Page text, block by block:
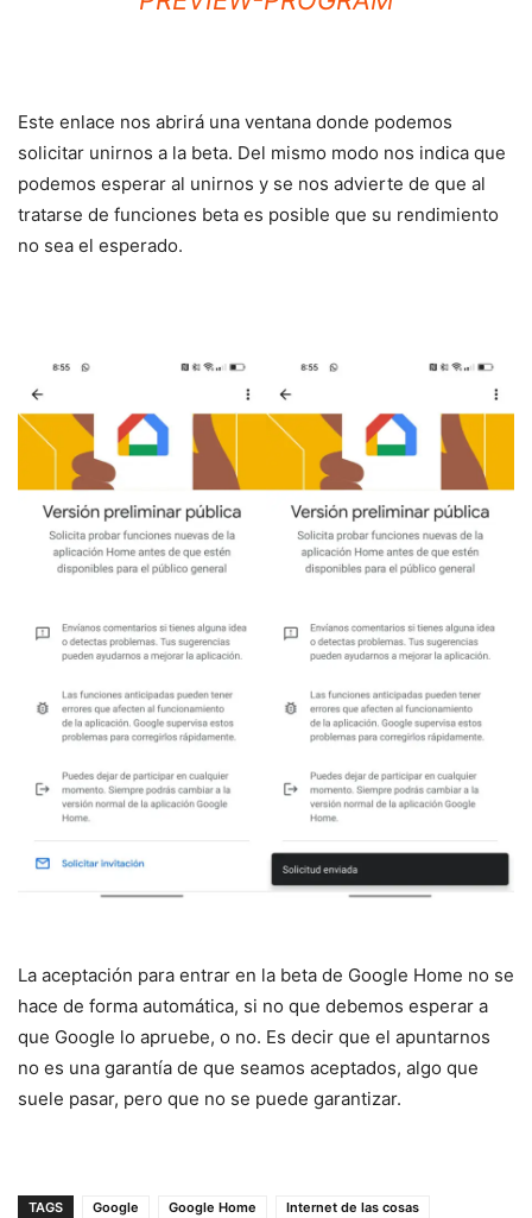
Este enlace nos abrirá una ventana donde podemos
solicitar unirnos a la beta. Del mismo modo nos indica que
podemos esperar al unirnos y se nos advierte de que al
tratarse de funciones beta es posible que su rendimiento
no sea el esperado.
La aceptación para entrar en la beta de Google Home no se
hace de forma automática, si no que debemos esperar a
que Google lo apruebe, o no. Es decir que el apuntarnos
no es una garantía de que seamos aceptados, algo que
suele pasar, pero que no se puede garantizar.
TAGS Google Google Home Internet de las cosas